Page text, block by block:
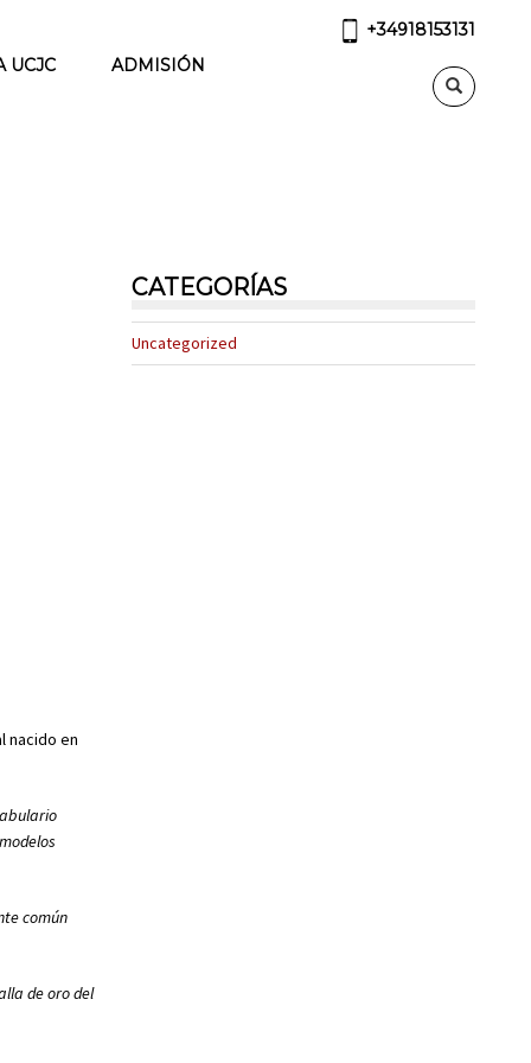
UCJC ADMISIÓN
+34918153131
nacido en
común
de oro del
CATEGORÍAS
Uncategorized